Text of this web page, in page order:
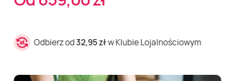
Odbierz od32,95 złw Klubie Lojalnościowym